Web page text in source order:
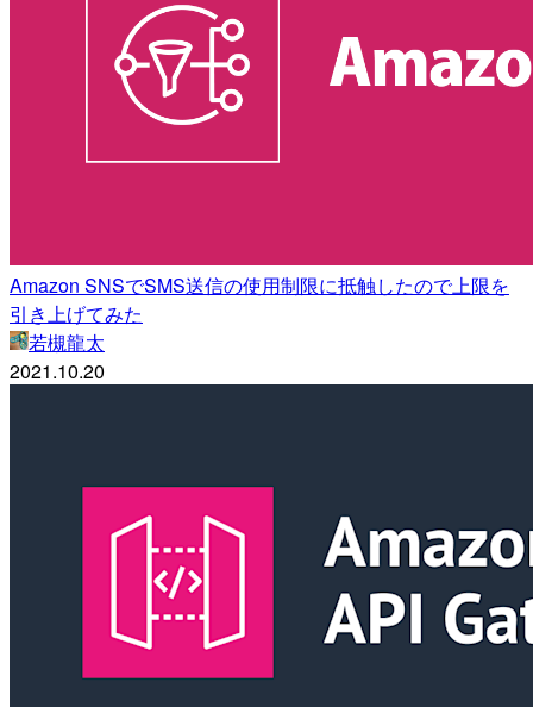
Amazon SNSでSMS送信の使用制限に抵触したので上限を
引き上げてみた
若槻龍太
2021.10.20